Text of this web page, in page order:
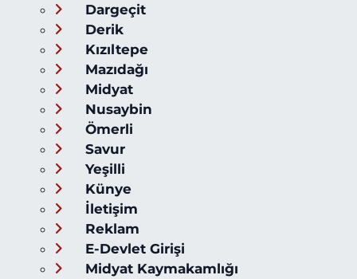
Dargeçit
Derik
Kızıltepe
Mazıdağı
Midyat
Nusaybin
Ömerli
Savur
Yeşilli
Künye
İletişim
Reklam
E-Devlet Girişi
Midyat Kaymakamlığı